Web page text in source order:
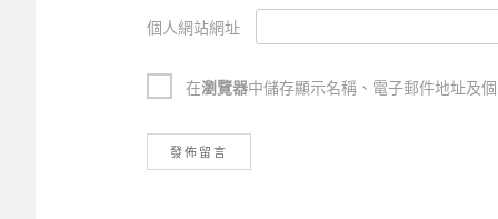
個人網站網址
在瀏覽器中儲存顯示名稱、電子郵件地址及